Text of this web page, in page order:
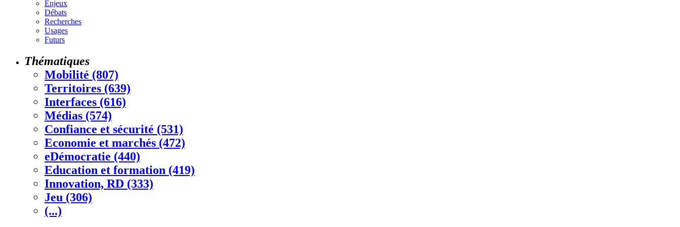
Enjeux
Débats
Recherches
Usages
Futurs
Thématiques
Mobilité (807)
Territoires (639)
Interfaces (616)
Médias (574)
Confiance et sécurité (531)
Economie et marchés (472)
eDémocratie (440)
Education et formation (419)
Innovation, RD (333)
Jeu (306)
(...)